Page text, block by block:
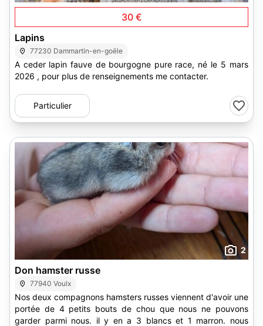
30 €
Lapins
77230 Dammartin-en-goële
A ceder lapin fauve de bourgogne pure race, né le 5 mars
2026 , pour plus de renseignements me contacter.
Particulier
2
Don hamster russe
77940 Voulx
Nos deux compagnons hamsters russes viennent d'avoir une
portée de 4 petits bouts de chou que nous ne pouvons
garder parmi nous. il y en a 3 blancs et 1 marron. nous